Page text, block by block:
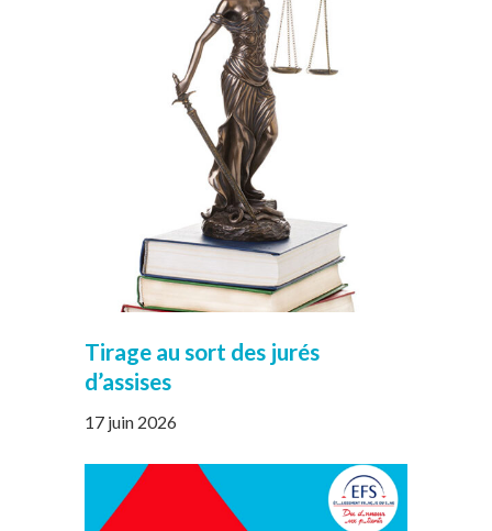
Tirage au sort des jurés
d’assises
17 juin 2026